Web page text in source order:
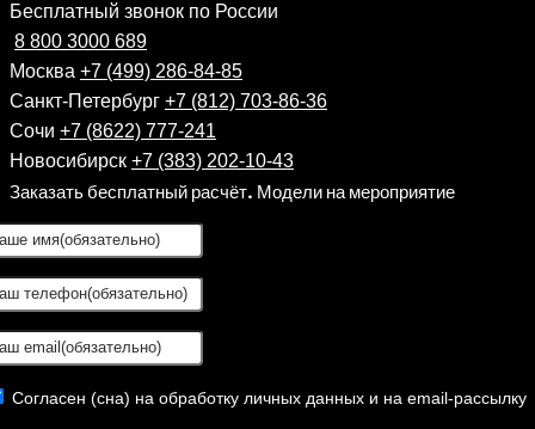
Бесплатный звонок по России
8 800 3000 689
Москва +7 (499) 286-84-85
Санкт-Петербург +7 (812) 703-86-36
Сочи +7 (8622) 777-241
Новосибирск +7 (383) 202-10-43
Заказать бесплатный расчёт. Модели на мероприятие
Согласен (сна) на обработку личных данных и на email-рассылку